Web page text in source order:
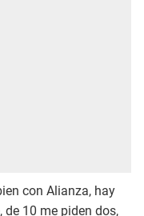
con Alianza, hay
de 10 me piden dos,